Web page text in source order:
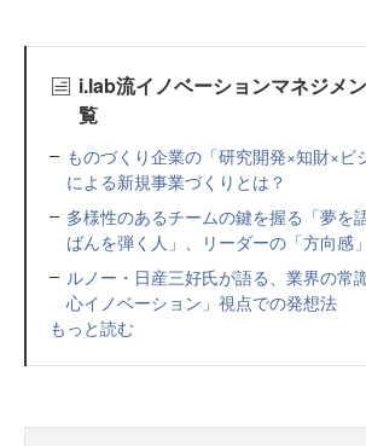
i.lab流イノベーションマネジメ
覧
ものづくり企業の「研究開発×知財×ビ
による新規事業づくりとは？
多様性のあるチームの鍵を握る「夢を
ばんを弾く人」、リーダーの「方向感」
ルノー・日産三好氏が語る、業界の常
心イノベーション」視点での発想法
もっと読む